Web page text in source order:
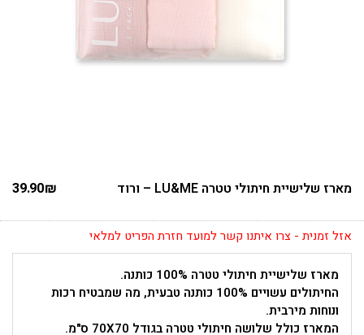
מארז שלישיית חיתולי טטרה LU&ME – ורוד 39.90₪
אזל זמנית - צרו איתנו קשר למועד חזרת הפריט למלאי
מארז שלישיית חיתולי טטרה 100% כותנה.
החיתולים עשויים 100% כותנה טבעית, מה שמבטיח רכות
ונוחות מירבית.
המארז כולל שלושה חיתולי טטרה בגודל 70X70 ס"מ.